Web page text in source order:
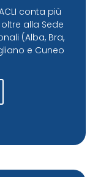
conta più
alla Sede
(Alba, Bra,
e Cuneo